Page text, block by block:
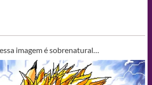
imagem é sobrenatural…